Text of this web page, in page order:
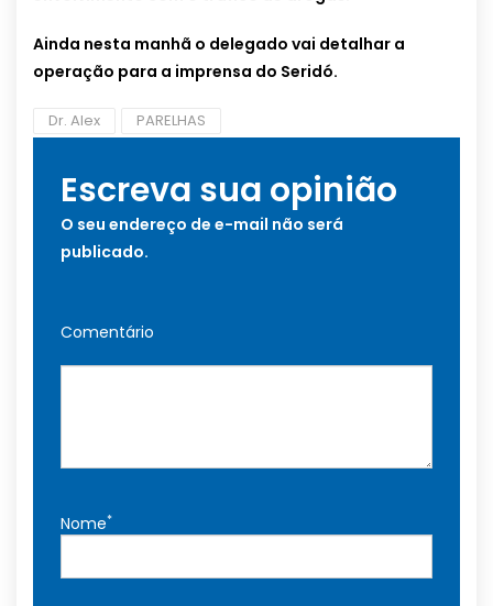
Ainda nesta manhã o delegado vai detalhar a
operação para a imprensa do Seridó.
Dr. Alex PARELHAS
Escreva sua opinião
O seu endereço de e-mail não será
publicado.
Comentário
Nome*